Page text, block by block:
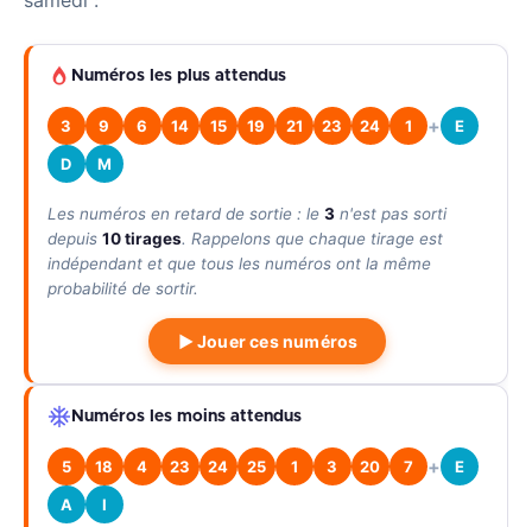
Numéros les plus attendus
3 9 6 14 15 19 21 23 24 1 +
E
D
M
Les numéros en retard de sortie : le 3n'est pas sorti
depuis 10 tirages. Rappelons que chaque tirage est
indépendant et que tous les numéros ont la même
probabilité de sortir.
▶ Jouer ces numéros
Numéros les moins attendus
5 18 4 23 24 25 1 3 20 7 +
E
A
I